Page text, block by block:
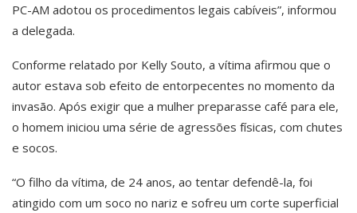
PC-AM adotou os procedimentos legais cabíveis”, informou
a delegada.
Conforme relatado por Kelly Souto, a vítima afirmou que o
autor estava sob efeito de entorpecentes no momento da
invasão. Após exigir que a mulher preparasse café para ele,
o homem iniciou uma série de agressões físicas, com chutes
e socos.
“O filho da vítima, de 24 anos, ao tentar defendê-la, foi
atingido com um soco no nariz e sofreu um corte superficial